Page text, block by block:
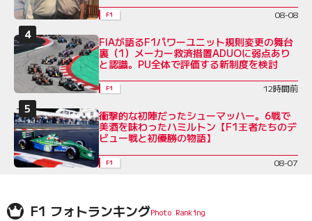
F1 08-08
FIAが語るF1パワーユニット規則変更の舞台
裏（1）メーカー救済措置ADUOに弱点あり
と認識。PU全体で評価する新制度を検討
F1 12時間前
衝撃的な初陣だったシューマッハー。6戦で
美酒を味わったハミルトン【F1王者たちのデ
ビュー戦と初優勝の物語】
F1 08-07
F1 フォトランキング